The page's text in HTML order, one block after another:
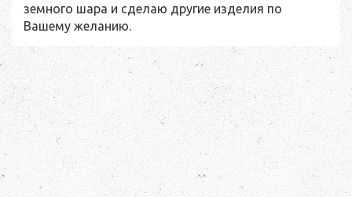
земного шара и сделаю другие изделия по
Вашему желанию.